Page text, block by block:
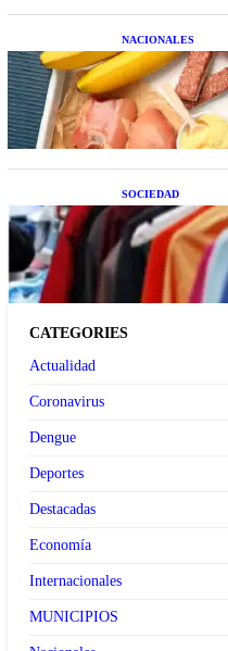
NACIONALES
Nutrición
temporada
SOCIEDAD
Las grandes
tendencia de
CATEGORIES
Actualidad
Coronavirus
Dengue
Deportes
Destacadas
Economía
Internacionales
MUNICIPIOS